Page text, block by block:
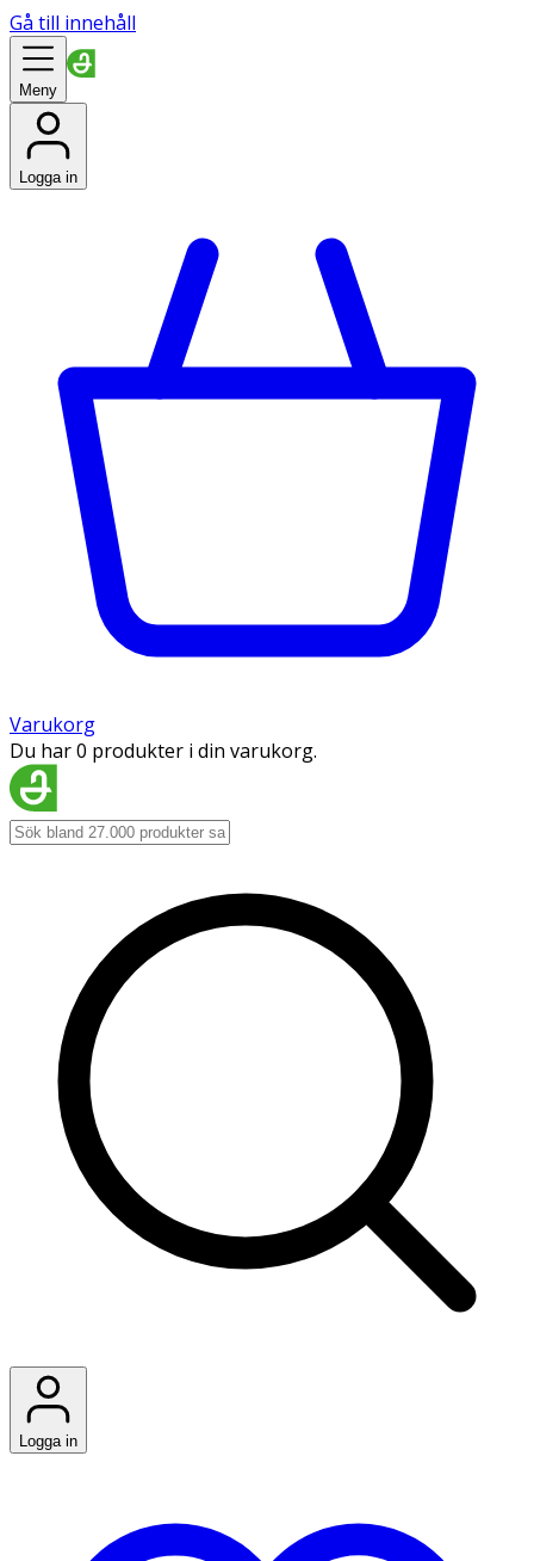
Gå till innehåll
Meny
Logga in
Varukorg
Du har 0 produkter i din varukorg.
Logga in